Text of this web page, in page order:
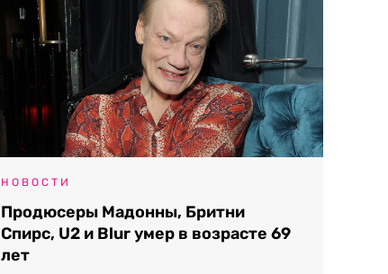
НОВОСТИ
Продюсеры Мадонны, Бритни
Спирс, U2 и Blur умер в возрасте 69
лет